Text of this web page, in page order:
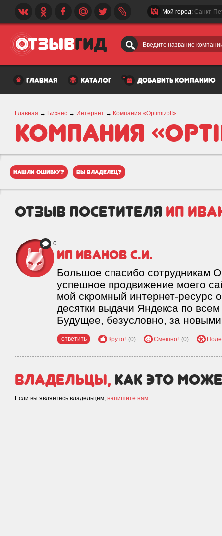
Введите название
Мой город: Санкт-
главная каталог добавить компанию
Главная → Бизнес → Интернет → Компания «Optimizoff»
Компания
нашли ошибку? вы владелец?
отзыв посетителя ИП
0
ИП Иванов С.И.
Большое спасибо сотрудникам
успешное продвижение моего
мой скромный интернет-ресурс
десятки выдачи Яндекса по
Будущее, безусловно, за
ответить Круто! (0) Смешно! (0)
Владельцы, как это
Если вы являетесь владельцем, напишите нам.